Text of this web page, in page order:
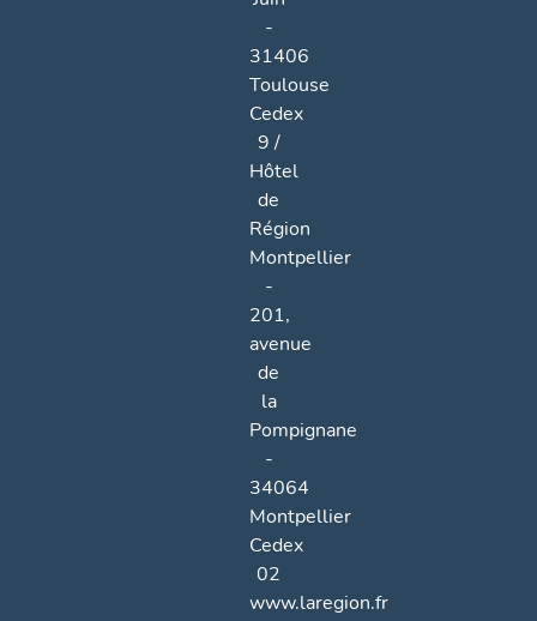
-
31406
Toulouse
Cedex
9 /
Hôtel
de
Région
Montpellier
-
201,
avenue
de
la
Pompignane
-
34064
Montpellier
Cedex
02
www.laregion.fr